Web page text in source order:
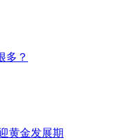
多？
黄金发展期